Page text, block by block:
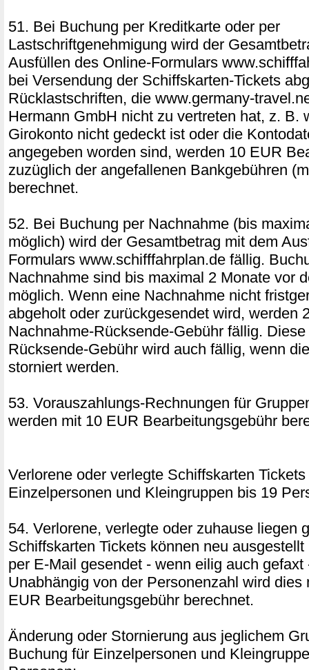
51. Bei Buchung per Kreditkarte oder per
Lastschriftgenehmigung wird der
Ausfüllen des Online-Formulars
bei Versendung der Schiffskarten-Tickets
Rücklastschriften, die www.germany-
Hermann GmbH nicht zu vertreten hat, z. B.
Girokonto nicht gedeckt ist oder die
angegeben worden sind, werden 10 EUR
zuzüglich der angefallenen Bankgebühren
berechnet.
52. Bei Buchung per Nachnahme (bis
möglich) wird der Gesamtbetrag mit dem
Formulars www.schifffahrplan.de fällig.
Nachnahme sind bis maximal 2 Monate vor
möglich. Wenn eine Nachnahme nicht
abgeholt oder zurückgesendet wird, werden
Nachnahme-Rücksende-Gebühr fällig.
Rücksende-Gebühr wird auch fällig, wenn
storniert werden.
53. Vorauszahlungs-Rechnungen für
werden mit 10 EUR Bearbeitungsgebühr
Verlorene oder verlegte Schiffskarten Tickets
Einzelpersonen und Kleingruppen bis 19
54. Verlorene, verlegte oder zuhause liegen
Schiffskarten Tickets können neu
per E-Mail gesendet - wenn eilig auch gefaxt
Unabhängig von der Personenzahl wird dies
EUR Bearbeitungsgebühr berechnet.
Änderung oder Stornierung aus jeglichem
Buchung für Einzelpersonen und